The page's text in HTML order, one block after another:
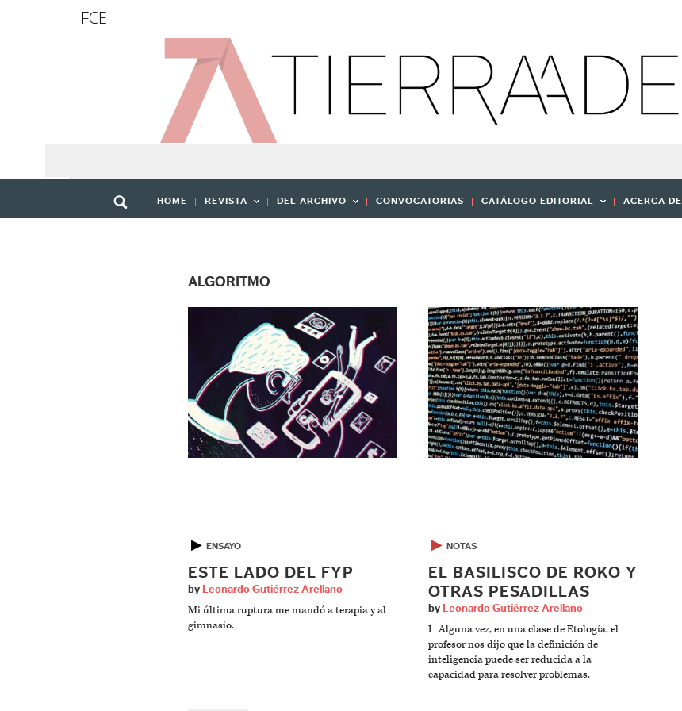
FCE
HOME REVISTA DEL ARCHIVO CONVOCATORIAS CATÁLOGO EDITORIAL ACERCA DE
ALGORITMO
▶ ENSAYO
ESTE LADO DEL FYP
by Leonardo Gutiérrez Arellano
Mi última ruptura me mandó a terapia y al
gimnasio.
▶ NOTAS
EL BASILISCO DE ROKO Y
OTRAS PESADILLAS
by Leonardo Gutiérrez Arellano
I Alguna vez, en una clase de Etología, el
profesor nos dijo que la definición de
inteligencia puede ser reducida a la
capacidad para resolver problemas.